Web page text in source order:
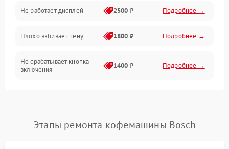
Управление и электроника
Программное обеспечение
Не работает дисплей 2500 ₽ Подробнее →
Плохо взбивает пену 1800 ₽ Подробнее →
Не срабатывает кнопка
включения
1400 ₽ Подробнее →
Постоянные сбои в работе 1500 ₽ Подробнее →
Этапы ремонта кофемашины Bosch